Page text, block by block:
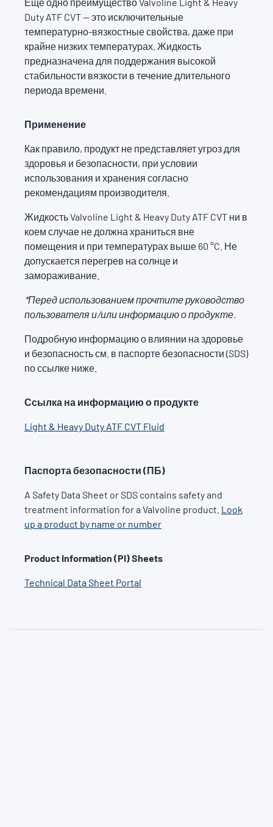
Duty ATF CVT — это исключительные
температурно-вязкостные свойства, даже при
крайне низких температурах. Жидкость
предназначена для поддержания высокой
стабильности вязкости в течение длительного
периода времени.
Применение
Как правило, продукт не представляет угроз для
здоровья и безопасности, при условии
использования и хранения согласно
рекомендациям производителя.
Жидкость Valvoline Light & Heavy Duty ATF CVT ни в
коем случае не должна храниться вне
помещения и при температурах выше 60 °C. Не
допускается перегрев на солнце и
замораживание.
*Перед использованием прочтите руководство
пользователя и/или информацию о продукте.
Подробную информацию о влиянии на здоровье
и безопасность см. в паспорте безопасности (SDS)
по ссылке ниже.
Ссылка на информацию о продукте
Light & Heavy Duty ATF CVT Fluid
Паспорта безопасности (ПБ)
A Safety Data Sheet or SDS contains safety and
treatment information for a Valvoline product. Look
up a product by name or number
Product Information (PI) Sheets
Technical Data Sheet Portal